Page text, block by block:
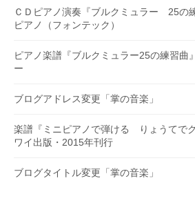
ＣＤピアノ演奏『ブルクミュラー 25の
ピアノ（フォンテック）
ピアノ楽譜『ブルクミュラー25の練習曲
ー
ブログアドレス変更「掌の音楽」
楽譜『ミニピアノで弾ける りょうてで
ワイ出版・2015年刊行
ブログタイトル変更「掌の音楽」